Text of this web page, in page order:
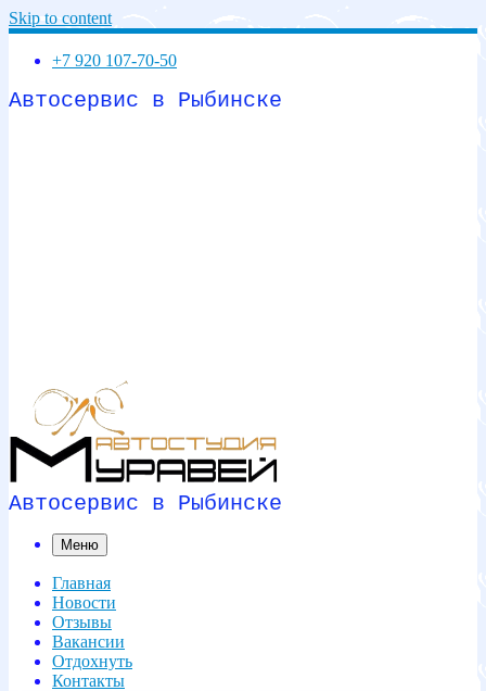
Skip to content
+7 920 107-70-50
Автосервис в Рыбинске
Автосервис в Рыбинске
Меню
Главная
Новости
Отзывы
Вакансии
Отдохнуть
Контакты